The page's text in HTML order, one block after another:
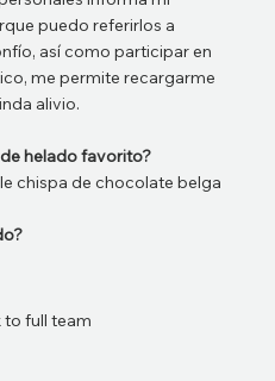
puedo referirlos a
así como participar en
me permite recargarme
alivio.
helado favorito?
chispa de chocolate belga
to full team